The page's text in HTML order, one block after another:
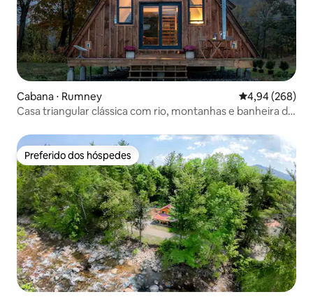
Cabana ⋅ Rumney 4,94 de uma
4,94 (268)
Casa triangular clássica com rio, montanhas e banheira de
Preferido dos hóspedes
Preferido dos hóspedes